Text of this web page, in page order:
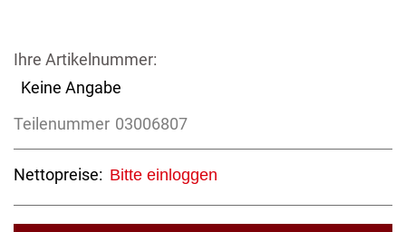
Ihre Artikelnummer:
Keine Angabe
Teilenummer 03006807
Nettopreise: Bitte einloggen